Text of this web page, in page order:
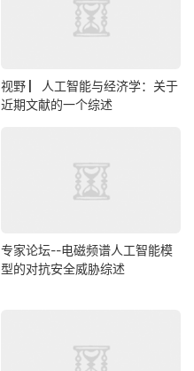
视野 ▏人工智能与经济学：关于
近期文献的一个综述
专家论坛--电磁频谱人工智能模
型的对抗安全威胁综述